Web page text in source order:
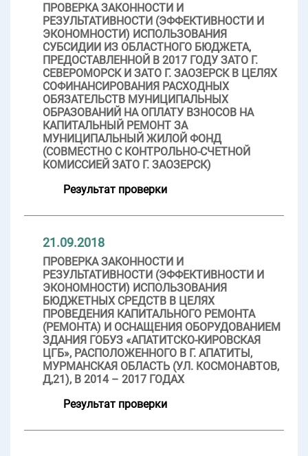
ПРОВЕРКА ЗАКОННОСТИ И
РЕЗУЛЬТАТИВНОСТИ (ЭФФЕКТИВНОСТИ И
ЭКОНОМНОСТИ) ИСПОЛЬЗОВАНИЯ
СУБСИДИИ ИЗ ОБЛАСТНОГО БЮДЖЕТА,
ПРЕДОСТАВЛЕННОЙ В 2017 ГОДУ ЗАТО Г.
СЕВЕРОМОРСК И ЗАТО Г. ЗАОЗЕРСК В ЦЕЛЯХ
СОФИНАНСИРОВАНИЯ РАСХОДНЫХ
ОБЯЗАТЕЛЬСТВ МУНИЦИПАЛЬНЫХ
ОБРАЗОВАНИЙ НА ОПЛАТУ ВЗНОСОВ НА
КАПИТАЛЬНЫЙ РЕМОНТ ЗА
МУНИЦИПАЛЬНЫЙ ЖИЛОЙ ФОНД
(СОВМЕСТНО С КОНТРОЛЬНО-СЧЕТНОЙ
КОМИССИЕЙ ЗАТО Г. ЗАОЗЕРСК)
Результат проверки
21.09.2018
ПРОВЕРКА ЗАКОННОСТИ И
РЕЗУЛЬТАТИВНОСТИ (ЭФФЕКТИВНОСТИ И
ЭКОНОМНОСТИ) ИСПОЛЬЗОВАНИЯ
БЮДЖЕТНЫХ СРЕДСТВ В ЦЕЛЯХ
ПРОВЕДЕНИЯ КАПИТАЛЬНОГО РЕМОНТА
(РЕМОНТА) И ОСНАЩЕНИЯ ОБОРУДОВАНИЕМ
ЗДАНИЯ ГОБУЗ «АПАТИТСКО-КИРОВСКАЯ
ЦГБ», РАСПОЛОЖЕННОГО В Г. АПАТИТЫ,
МУРМАНСКАЯ ОБЛАСТЬ (УЛ. КОСМОНАВТОВ,
Д,21), В 2014 – 2017 ГОДАХ
Результат проверки